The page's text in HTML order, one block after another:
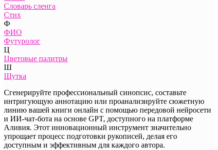
Словарь сленга
Стих
Ф
ФИО
Футуролог
Ц
Цветовые палитры
Ш
Шутка
Сгенерируйте профессиональный синопсис, составьте
интригующую аннотацию или проанализируйте сюжетную
линию вашей книги онлайн с помощью передовой нейросети
и ИИ-чат-бота на основе GPT, доступного на платформе
Аливия. Этот инновационный инструмент значительно
упрощает процесс подготовки рукописей, делая его
доступным и эффективным для каждого автора.